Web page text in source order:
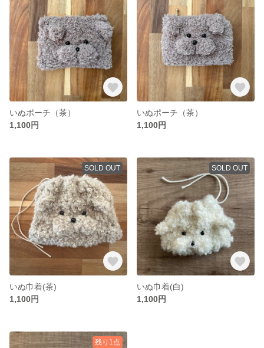
いぬポーチ（茶）
1,100円
いぬポーチ（茶）
1,100円
SOLD OUT
いぬ巾着(茶)
1,100円
SOLD OUT
いぬ巾着(白)
1,100円
残り1点